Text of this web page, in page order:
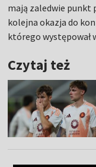
mają zaledwie punkt
kolejna okazja do
którego występował
Czytaj też